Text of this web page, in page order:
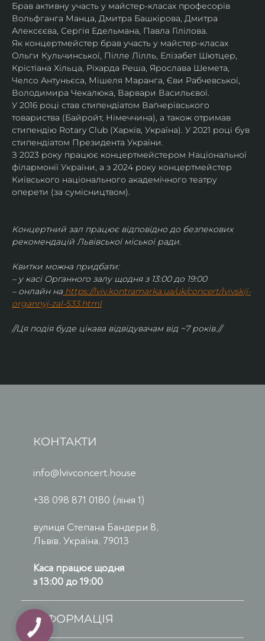
Брав активну участь у майстер-класах професорів
Вольфганга Манца, Дмитра Башкірова, Дмитра
Алексєєва, Сергія Едельмана, Павла Гілілова.
Як концертмейстер брав участь у майстер-класах
Ольги Кульчинської, Пілле Лілль, Елізабет Шютцер,
Крістіана Хільца, Ріхарда Реша, Ярослава Шемета,
Челсо Антуньєса, Мішеля Маранга, Єви Рабчевської,
Володимира Чекалюка, Варвари Васильєвої.
У 2016 році став стипендіатом Ваґнерівського
товариства (Байройт, Німеччина), а також отримав
стипендію Rotary Club (Харків, Україна). У 2021 році був
стипендіатом Президента України.
З 2023 року працює концертмейстером Національної
філармонії України, а з 2024 року концертмейстер
Київського національного академічного театру
оперети (за сумісництвом).
Концертний зал працює відповідно до безпекових
рекомендацій Львівської міської ради.
Квитки можна придбати:
– у касі Органного залу щодня з 13:00 до 19:00
– онлайн на https://lviv.kontramarka.ua/uk/concert/lvivskij-
organnyj-zal-533.html
//Ця подія буде цікава відвідувачам від ~7 років.//
КОНТАКТИ
info@lvivconcert.house
+38 098 871 0180 (лінія 1)
вулиця Степана Бандери 8,
Львів, Україна, 79013
Каса працює щодня
з 13:00 до 19:00
ІНФОРМАЦІЯ
КНОПКА
ЗВ'ЯЗКУ